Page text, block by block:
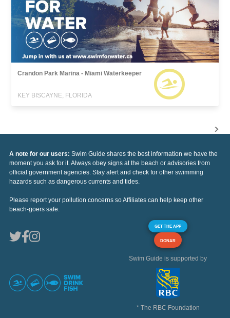
Crandon Park Marina - Miami Waterkeeper
KEY BISCAYNE, FLORIDA
A note for our users: Swim Guide shares the best information we have the
moment you ask for it. Always obey signs at the beach or advisories from
official government agencies. Stay alert and check for other swimming
hazards such as dangerous currents and tides.
Please report your pollution concerns so Affiliates can help keep other
beach-goers safe.
GET THE APP
DONAR
Swim Guide is supported by
* The RBC Foundation